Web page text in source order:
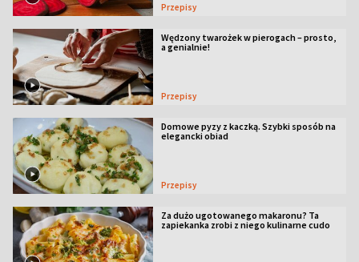
Przepisy
Wędzony twarożek w pierogach – prosto,
a genialnie!
Przepisy
Domowe pyzy z kaczką. Szybki sposób na
elegancki obiad
Przepisy
Za dużo ugotowanego makaronu? Ta
zapiekanka zrobi z niego kulinarne cudo